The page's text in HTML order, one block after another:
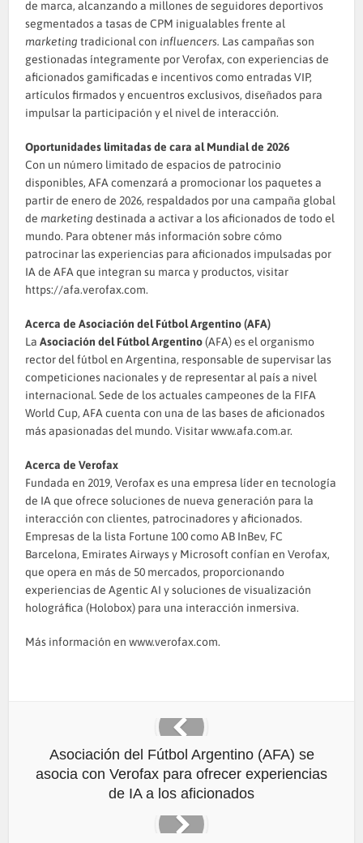
de marca, alcanzando a millones de seguidores deportivos
segmentados a tasas de CPM inigualables frente al
marketing tradicional con influencers. Las campañas son
gestionadas íntegramente por Verofax, con experiencias de
aficionados gamificadas e incentivos como entradas VIP,
artículos firmados y encuentros exclusivos, diseñados para
impulsar la participación y el nivel de interacción.
Oportunidades limitadas de cara al Mundial de 2026
Con un número limitado de espacios de patrocinio
disponibles, AFA comenzará a promocionar los paquetes a
partir de enero de 2026, respaldados por una campaña global
de marketing destinada a activar a los aficionados de todo el
mundo. Para obtener más información sobre cómo
patrocinar las experiencias para aficionados impulsadas por
IA de AFA que integran su marca y productos, visitar
https://afa.verofax.com.
Acerca de Asociación del Fútbol Argentino (AFA)
LaAsociación del Fútbol Argentino(AFA) es el organismo
rector del fútbol en Argentina, responsable de supervisar las
competiciones nacionales y de representar al país a nivel
internacional. Sede de los actuales campeones de la FIFA
World Cup, AFA cuenta con una de las bases de aficionados
más apasionadas del mundo. Visitar www.afa.com.ar.
Acerca de Verofax
Fundada en 2019, Verofax es una empresa líder en tecnología
de IA que ofrece soluciones de nueva generación para la
interacción con clientes, patrocinadores y aficionados.
Empresas de la lista Fortune 100 como AB InBev, FC
Barcelona, Emirates Airways y Microsoft confían en Verofax,
que opera en más de 50 mercados, proporcionando
experiencias de Agentic AI y soluciones de visualización
holográfica (Holobox) para una interacción inmersiva.
Más información en www.verofax.com.
Asociación del Fútbol Argentino (AFA) se
asocia con Verofax para ofrecer experiencias
de IA a los aficionados